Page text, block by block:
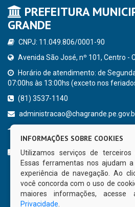
PREFEITURA
GRANDE
CNPJ: 11.049.806/0001-90
Avenida São José, nº 101, Centro -
Horário de atendimento: de
07:00hs às 13:00hs (exceto nos
(81) 3537-1140
CURTA NOSSA FAN
INFORMAÇÕES SOBRE COOKIES
Utilizamos serviços de terceiros
Essas ferramentas nos ajudam
experiência de navegação. Ao
você concorda com o uso de
maiores informações,
Privacidade